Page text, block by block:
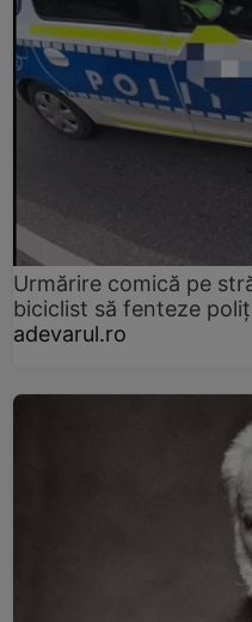
Urmărire comică pe
biciclist să fenteze
adevarul.ro